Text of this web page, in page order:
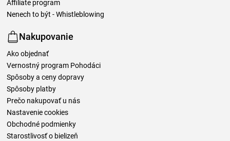
Affiliate program
Nenech to být - Whistleblowing
Nakupovanie
Ako objednať
Vernostný program Pohodáci
Spôsoby a ceny dopravy
Spôsoby platby
Prečo nakupovať u nás
Nastavenie cookies
Obchodné podmienky
Starostlivosť o bielizeň